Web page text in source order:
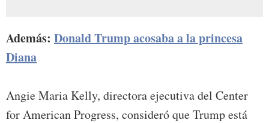
Además: Donald Trump acosaba a la princesa
Diana
Angie Maria Kelly, directora ejecutiva del Center
for American Progress, consideró que Trump está